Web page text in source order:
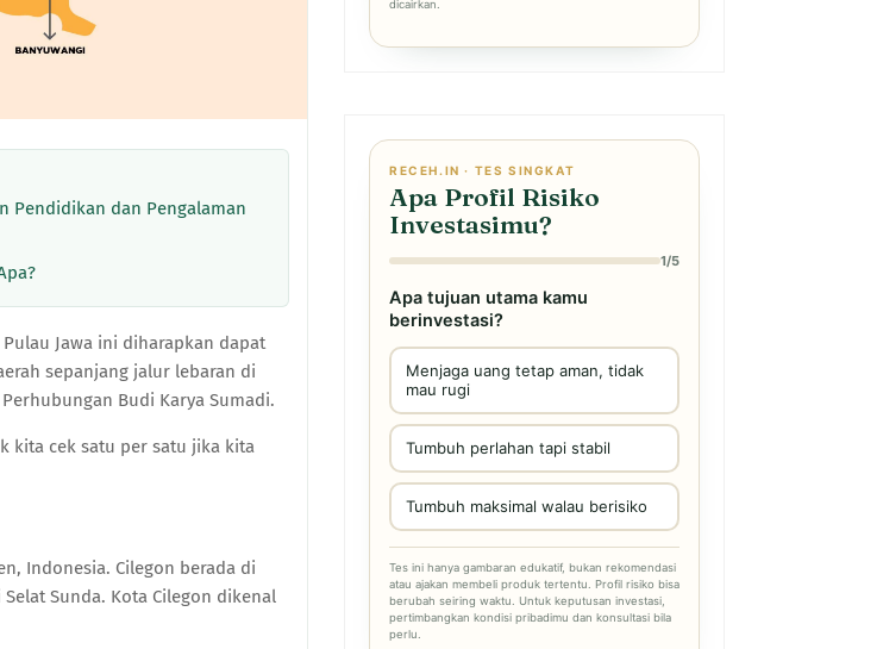
Pendidikan dan Pengalaman
Jawa ini diharapkan dapat
sepanjang jalur lebaran di
Budi Karya Sumadi.
kita cek satu per satu jika kita
Indonesia. Cilegon berada di
Selat Sunda. Kota Cilegon dikenal
dicairkan.
RECEH.IN · TES SINGKAT
Apa Profil Risiko
Investasimu?
1/5
Apa tujuan utama kamu
berinvestasi?
Menjaga uang tetap aman, tidak
mau rugi
Tumbuh perlahan tapi stabil
Tumbuh maksimal walau berisiko
Tes ini hanya gambaran edukatif, bukan rekomendasi
atau ajakan membeli produk tertentu. Profil risiko bisa
berubah seiring waktu. Untuk keputusan investasi,
pertimbangkan kondisi pribadimu dan konsultasi bila
perlu.